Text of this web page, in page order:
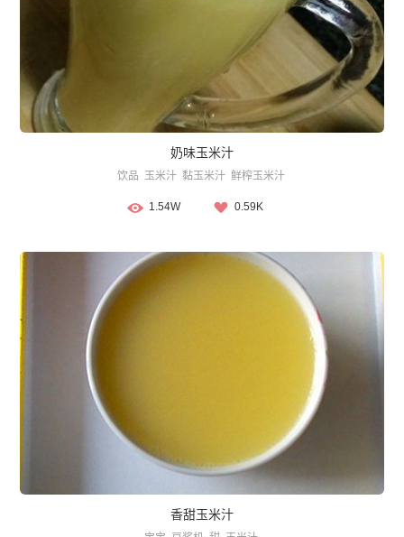
奶味玉米汁
饮品 玉米汁 黏玉米汁 鲜榨玉米汁
1.54W 0.59K
香甜玉米汁